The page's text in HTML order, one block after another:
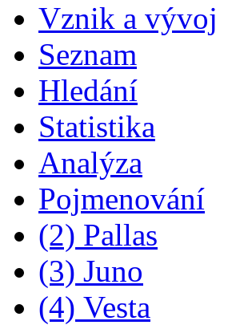
Vznik a vývoj
Seznam
Hledání
Statistika
Analýza
Pojmenování
(2) Pallas
(3) Juno
(4) Vesta